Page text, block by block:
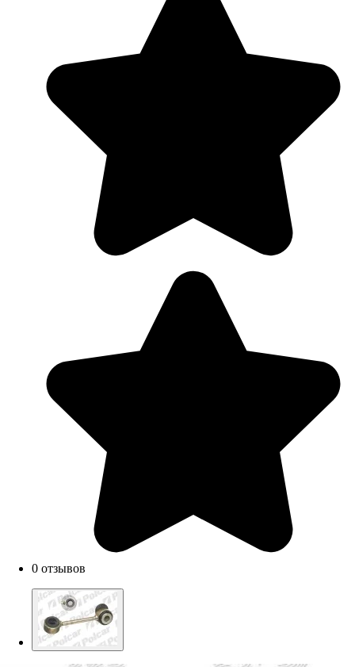
0 отзывов